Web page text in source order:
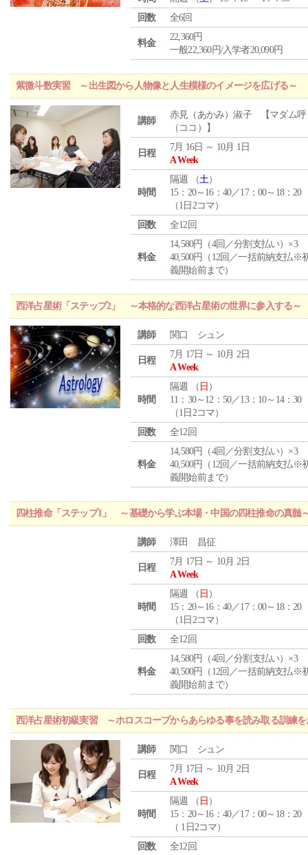
回数
全6回
料金
22,360円
一般22,360円/入学者20,090円
紫微斗数実習 ～出生図から人物像と人生模様のイメージを広げる～
講師
赤見（あかみ）淑子 【マダム呼
（ココ）】
日程
7月 16日 ～ 10月 1日
A Week
時間
隔週 （土）
15：20～16：40／17：00～18：20
（1日2コマ）
回数
全12回
料金
14,580円（4回／分割支払い）×3
40,500円（12回／一括前納支払※
義開始前まで）
西洋占星術「ステップ2」 ～本格的な西洋占星術の世界に参入する～
講師 関口 シュン
日程
7月 17日 ～ 10月 2日
A Week
時間
隔週 （ 日 ）
11：30～12：50／13：10～14：30
（1日2コマ）
回数
全12回
料金
14,580円（4回／分割支払い）×3
40,500円（12回／一括前納支払※
義開始前まで）
四柱推命「ステップ1」 ～基礎から学ぶ本場・中国の四柱推命の真髄
講師 澤田 昌征
日程
7月 17日 ～ 10月 2日
A Week
時間
隔週 （ 日 ）
15：20～16：40／17：00～18：20
（1日2コマ）
回数
全12回
料金
14,580円（4回／分割支払い）×3
40,500円（12回／一括前納支払※
義開始前まで）
西洋占星術初級実習 ～ホロスコープからあらゆる事を読み取る訓練を
講師 関口 シュン
日程
7月 17日 ～ 10月 2日
A Week
時間
隔週 （ 日 ）
15：20～16：40／17：00～18：20
（ 1日2コマ）
回数
全12回